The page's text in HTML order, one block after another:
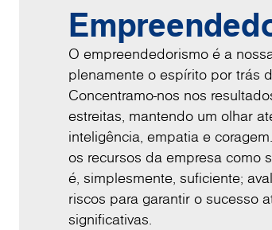
O empreendedorismo é a
plenamente o espírito por trás
Concentramo-nos nos
estreitas, mantendo um olhar
inteligência, empatia e
os recursos da empresa como
é, simplesmente, suficiente;
riscos para garantir o sucesso
significativas.